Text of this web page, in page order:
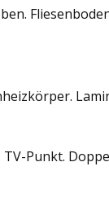
TV-Punkt.